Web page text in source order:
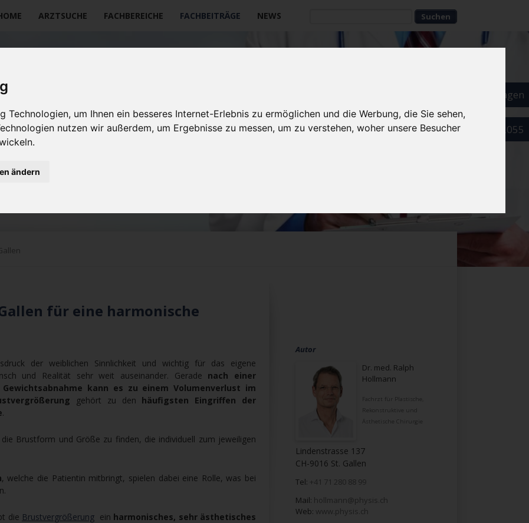
um Ihnen ein besseres Internet-Erlebnis zu ermöglichen und die Werbung, die Sie sehen,
nutzen wir außerdem, um Ergebnisse zu messen, um zu verstehen, woher unsere Besucher
ändern
ARZTSUCHE FACHBEREICHE FACHBEITRÄGE NEWS
für eine harmonische
der weiblichen Sinnlichkeit und wichtig für das eigene
und Realität sehr weit auseinander. Gerade nach einer
kann es zu einem Volumenverlust im
gehört zu den häufigsten Eingriffen der
.
Brustform und Größe zu finden, die individuell zum jeweiligen
, welche die Patientin mitbringt, spielen dabei eine Rolle, was bei
die Brustvergrößerungein harmonisches, sehr ästhetisches
Autor
Dr. med. Ralph
Hollmann
Fachrzt für Plastische,
Rekonstruktive und
Ästhetische Chirurgie
Lindenstrasse 137
CH-9016 St. Gallen
Tel: +41 71 280 88 99
Mail: hollmann@physis.ch
Web: www.physis.ch
Als Arzt eintragen
089 52032055